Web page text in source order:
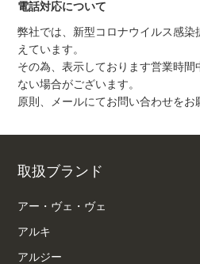
電話対応について
弊社では、新型コロナウイルス感染
えています。
その為、表示しております営業時
ない場合がございます。
原則、メールにてお問い合わせをお
取扱ブランド
アー・ヴェ・ヴェ
アルキ
アルジー